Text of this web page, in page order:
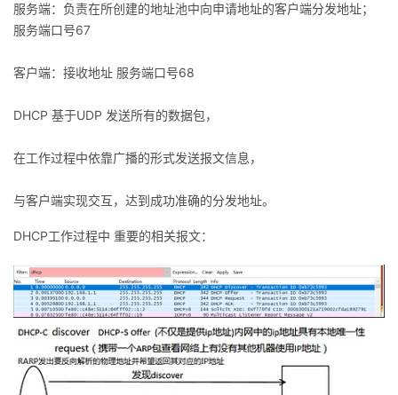
发
者
学
堂
我
的
课
程
我
的
认
证
我
的
实
我
的
Programs
的
技
术
支
持
的
云
声
建
服务端：负责在所创建的地址池中向申请地址的客户端分发地址；
服务端口号67
客户端：接收地址 服务端口号68
DHCP 基于UDP 发送所有的数据包，
在工作过程中依靠广播的形式发送报文信息，
与客户端实现交互，达到成功准确的分发地址。
DHCP工作过程中 重要的相关报文：